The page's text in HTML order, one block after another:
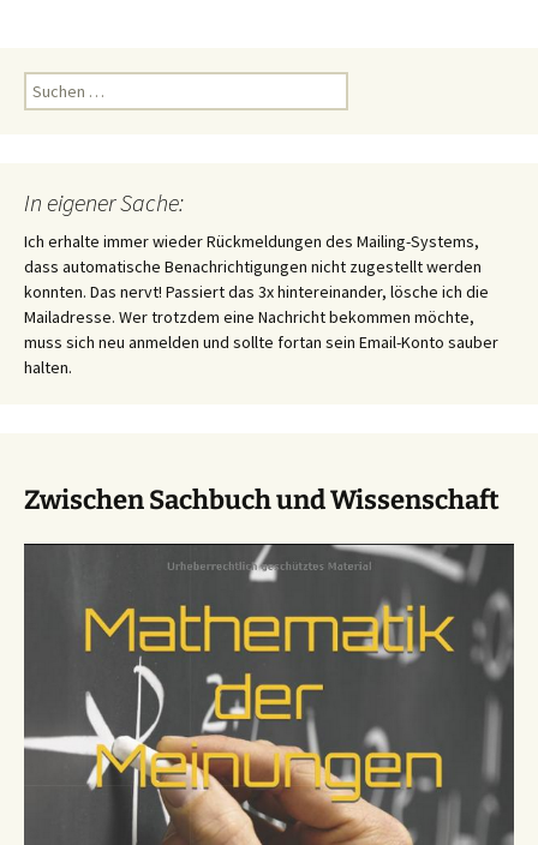
Suchen
nach:
In eigener Sache:
Ich erhalte immer wieder Rückmeldungen des Mailing-Systems,
dass automatische Benachrichtigungen nicht zugestellt werden
konnten. Das nervt! Passiert das 3x hintereinander, lösche ich die
Mailadresse. Wer trotzdem eine Nachricht bekommen möchte,
muss sich neu anmelden und sollte fortan sein Email-Konto sauber
halten.
Zwischen Sachbuch und Wissenschaft